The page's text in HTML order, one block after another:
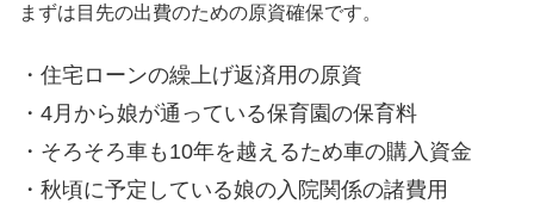
まずは目先の出費のための原資確保です。
・住宅ローンの繰上げ返済用の原資
・4月から娘が通っている保育園の保育料
・そろそろ車も10年を越えるため車の購入資金
・秋頃に予定している娘の入院関係の諸費用